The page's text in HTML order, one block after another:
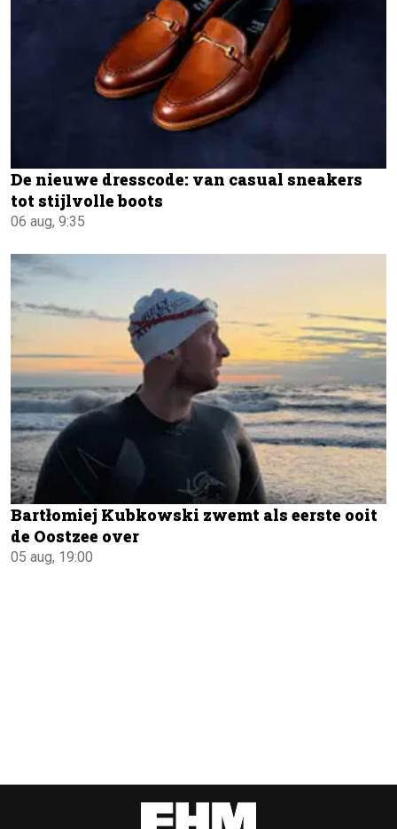
De nieuwe dresscode: van casual sneakers
tot stijlvolle boots
06 aug, 9:35
Bartłomiej Kubkowski zwemt als eerste ooit
de Oostzee over
05 aug, 19:00